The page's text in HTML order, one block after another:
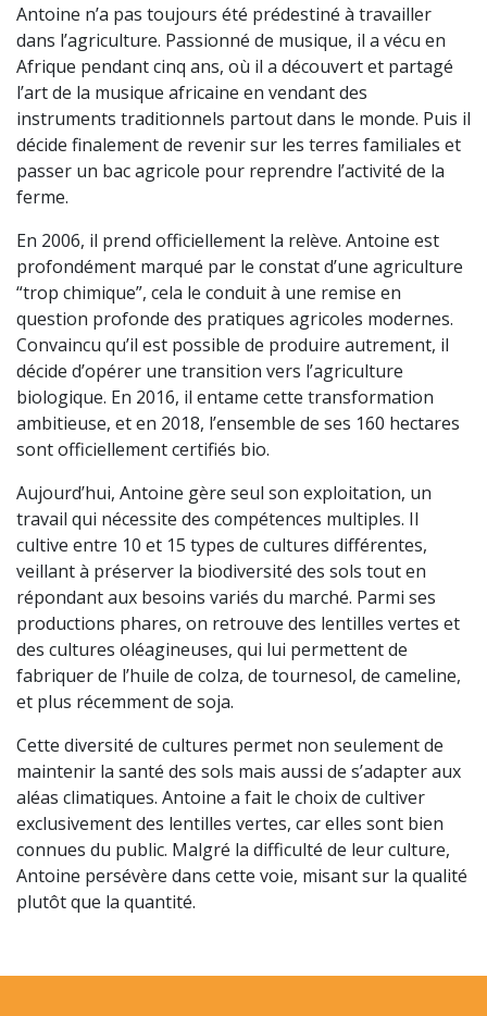
Antoine n’a pas toujours été prédestiné à travailler
dans l’agriculture. Passionné de musique, il a vécu en
Afrique pendant cinq ans, où il a découvert et partagé
l’art de la musique africaine en vendant des
instruments traditionnels partout dans le monde. Puis il
décide finalement de revenir sur les terres familiales et
passer un bac agricole pour reprendre l’activité de la
ferme.
En 2006, il prend officiellement la relève. Antoine est
profondément marqué par le constat d’une agriculture
“trop chimique”, cela le conduit à une remise en
question profonde des pratiques agricoles modernes.
Convaincu qu’il est possible de produire autrement, il
décide d’opérer une transition vers l’agriculture
biologique. En 2016, il entame cette transformation
ambitieuse, et en 2018, l’ensemble de ses 160 hectares
sont officiellement certifiés bio.
Aujourd’hui, Antoine gère seul son exploitation, un
travail qui nécessite des compétences multiples. Il
cultive entre 10 et 15 types de cultures différentes,
veillant à préserver la biodiversité des sols tout en
répondant aux besoins variés du marché. Parmi ses
productions phares, on retrouve des lentilles vertes et
des cultures oléagineuses, qui lui permettent de
fabriquer de l’huile de colza, de tournesol, de cameline,
et plus récemment de soja.
Cette diversité de cultures permet non seulement de
maintenir la santé des sols mais aussi de s’adapter aux
aléas climatiques. Antoine a fait le choix de cultiver
exclusivement des lentilles vertes, car elles sont bien
connues du public. Malgré la difficulté de leur culture,
Antoine persévère dans cette voie, misant sur la qualité
plutôt que la quantité.